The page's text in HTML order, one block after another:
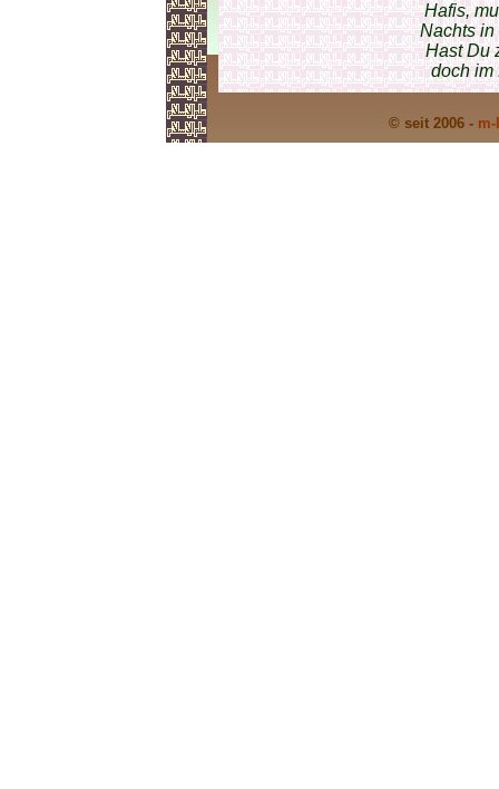
Hafis,
Nachts in
Hast Du
doch im
© seit 2006 -